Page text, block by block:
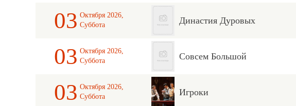
03 Октября 2026,
Суббота
Династия Дуровых
03 Октября 2026,
Суббота
Совсем Большой
03 Октября 2026,
Суббота
Игроки